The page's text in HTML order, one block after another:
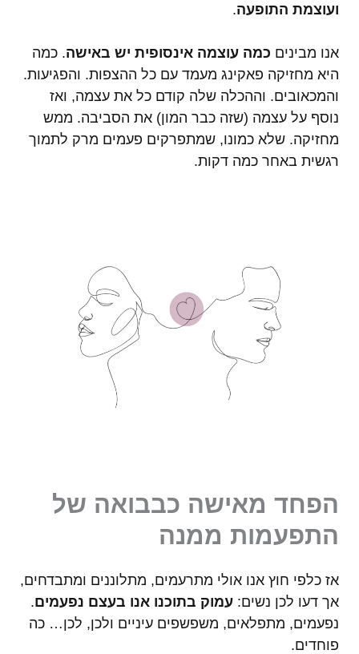
ועוצמת התופעה.
אנו מבינים כמה עוצמה אינסופית יש באישה. כמה
היא מחזיקה פאקינג מעמד עם כל ההצפות. והפגיעות.
והמכאובים. וההכלה שלה קודם כל את עצמה, ואז
נוסף על עצמה (שזה כבר המון) את הסביבה. ממש
מחזיקה. שלא כמונו, שמתפרקים פעמים מרק לתמוך
רגשית באחר כמה דקות.
הפחד מאישה כבבואה של
התפעמות ממנה
אז כלפי חוץ אנו אולי מתרעמים, מתלוננים ומתבדחים,
אך דעו לכן נשים: עמוק בתוכנו אנו בעצם נפעמים.
נפעמים, מתפלאים, משפשפים עיניים ולכן, לכן… כה
פוחדים.